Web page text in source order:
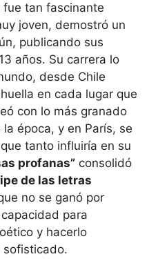
fue tan fascinante
joven, demostró un
publicando sus
años. Su carrera lo
desde Chile
en cada lugar que
con lo más granado
época, y en París, se
tanto influiría en su
profanas” consolidó
de las letras
no se ganó por
para
y hacerlo
sofisticado.